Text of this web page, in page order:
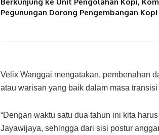
Pegunungan Dorong Pengembangan Kopi
Velix Wanggai mengatakan, pembenahan
atau warisan yang baik dalam masa
“Dengan waktu satu dua tahun ini kita
Jayawijaya, sehingga dari sisi postur